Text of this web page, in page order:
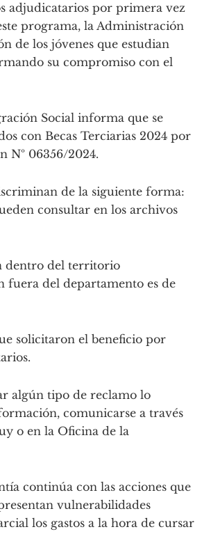
adjudicatarios por primera vez
programa, la Administración
de los jóvenes que estudian
su compromiso con el
Social informa que se
con Becas Terciarias 2024 por
Nº 06356/2024.
de la siguiente forma:
consultar en los archivos
dentro del territorio
fuera del departamento es de
solicitaron el beneficio por
algún tipo de reclamo lo
comunicarse a través
o en la Oficina de la
continúa con las acciones que
vulnerabilidades
los gastos a la hora de cursar